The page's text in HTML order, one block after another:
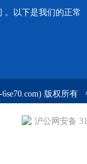
。以下是我们的正常
版权所有
沪公网安备